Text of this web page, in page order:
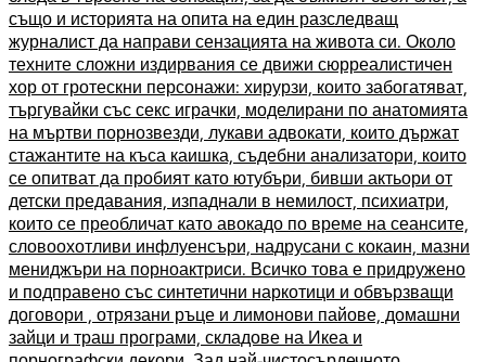
също и историята на опита на един разследващ
журналист да направи сензацията на живота си. Около
техните сложни издирвания се движи сюрреалистичен
хор от гротескни персонажи: хирурзи, които забогатяват,
търгувайки със секс играчки, моделирани по анатомията
на мъртви порнозвезди, лукави адвокати, които държат
стажантите на къса каишка, съдебни анализатори, които
се опитват да пробият като ютубъри, бивши актьори от
детски предавания, изпаднали в немилост, психиатри,
които се преобличат като авокадо по време на сеансите,
словоохотливи инфлуенсъри, надрусани с кокаин, мазни
мениджъри на порноактриси. Всичко това е придружено
и подправено със синтетични наркотици и обвързващи
договори , отрязани ръце и лимонови пайове, домашни
зайци и траш програми, складове на Икеа и